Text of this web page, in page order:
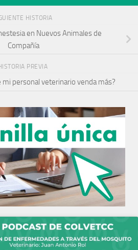
HISTORIA
en Nuevos Animales de
Compañía
PREVIA
personal veterinario venda más?